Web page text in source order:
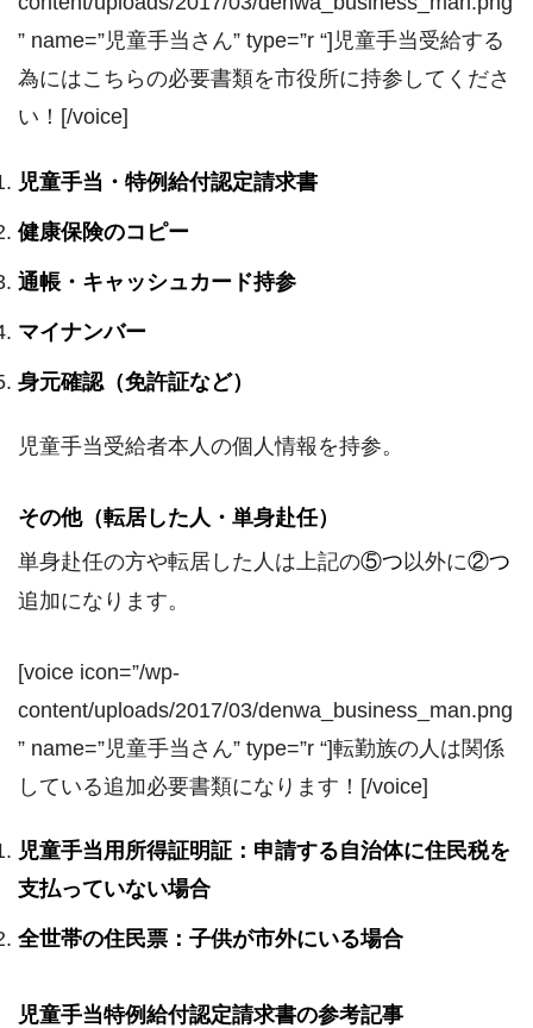
” name=”児童手当さん” type=”r “]児童手当受給する
為にはこちらの必要書類を市役所に持参してくださ
い！[/voice]
児童手当・特例給付認定請求書
健康保険のコピー
通帳・キャッシュカード持参
マイナンバー
身元確認（免許証など）
児童手当受給者本人の個人情報を持参。
その他（転居した人・単身赴任）
単身赴任の方や転居した人は上記の⑤つ以外に②つ
追加になります。
[voice icon=”/wp-
content/uploads/2017/03/denwa_business_man.png
” name=”児童手当さん” type=”r “]転勤族の人は関係
している追加必要書類になります！[/voice]
児童手当用所得証明証：申請する自治体に住民税を
支払っていない場合
全世帯の住民票：子供が市外にいる場合
児童手当特例給付認定請求書の参考記事